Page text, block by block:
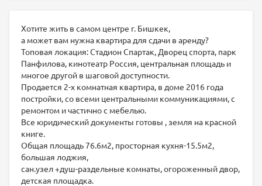
Хотите жить в самом центре г. Бишкек,
а может вам нужна квартира для сдачи в аренду?
Топовая локация: Стадион Спартак, Дворец спорта, парк
Панфилова, кинотеатр Россия, центральная площадь и
многое другой в шаговой доступности.
Продается 2-х комнатная квартира, в доме 2016 года
постройки, со всеми центральными коммуникациями, с
ремонтом и частично с мебелью.
Все юридический документы готовы , земля на красной
книге.
Общая площадь 76.6м2, просторная кухня-15.5м2,
большая лоджия,
сан.узел +душ-раздельные комнаты, огороженный двор,
детская площадка.